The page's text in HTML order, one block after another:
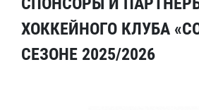
ХОККЕЙНОГО КЛУБА
СЕЗОНЕ 2025/2026